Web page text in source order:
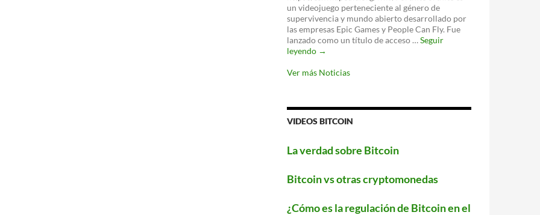
para
proteger
tu
WiFi
un videojuego perteneciente al género de
supervivencia y mundo abierto desarrollado por
las empresas Epic Games y People Can Fly. Fue
lanzado como un título de acceso …Seguir
leyendo ‘Fortnite’
a
→
Ver más Noticias
VIDEOS BITCOIN
La verdad sobre Bitcoin
Bitcoin vs otras cryptomonedas
¿Cómo es la regulación de Bitcoin en el